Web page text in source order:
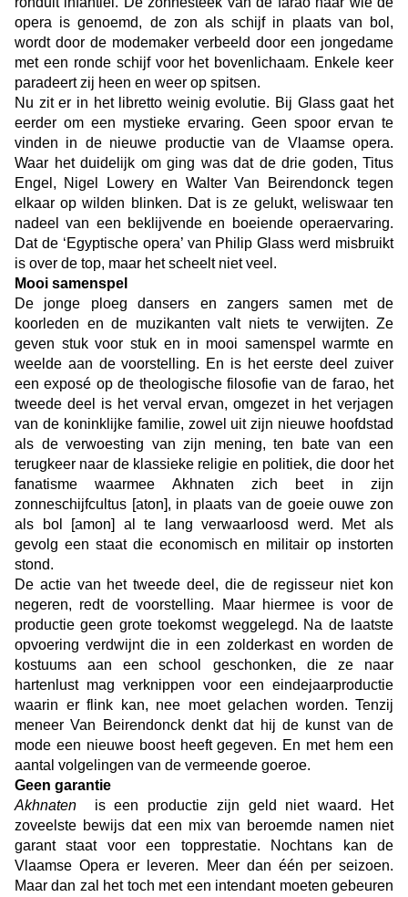
opera is genoemd, de zon als schijf in plaats van bol,
wordt door de modemaker verbeeld door een jongedame
met een ronde schijf voor het bovenlichaam. Enkele keer
paradeert zij heen en weer op spitsen.
Nu zit er in het libretto weinig evolutie. Bij Glass gaat het
eerder om een mystieke ervaring. Geen spoor ervan te
vinden in de nieuwe productie van de Vlaamse opera.
Waar het duidelijk om ging was dat de drie goden, Titus
Engel, Nigel Lowery en Walter Van Beirendonck tegen
elkaar op wilden blinken. Dat is ze gelukt, weliswaar ten
nadeel van een beklijvende en boeiende operaervaring.
Dat de ‘Egyptische opera’ van Philip Glass werd misbruikt
is over de top, maar het scheelt niet veel.
Mooi samenspel
De jonge ploeg dansers en zangers samen met de
koorleden en de muzikanten valt niets te verwijten. Ze
geven stuk voor stuk en in mooi samenspel warmte en
weelde aan de voorstelling. En is het eerste deel zuiver
een exposé op de theologische filosofie van de farao, het
tweede deel is het verval ervan, omgezet in het verjagen
van de koninklijke familie, zowel uit zijn nieuwe hoofdstad
als de verwoesting van zijn mening, ten bate van een
terugkeer naar de klassieke religie en politiek, die door het
fanatisme waarmee Akhnaten zich beet in zijn
zonneschijfcultus [aton], in plaats van de goeie ouwe zon
als bol [amon] al te lang verwaarloosd werd. Met als
gevolg een staat die economisch en militair op instorten
stond.
De actie van het tweede deel, die de regisseur niet kon
negeren, redt de voorstelling. Maar hiermee is voor de
productie geen grote toekomst weggelegd. Na de laatste
opvoering verdwijnt die in een zolderkast en worden de
kostuums aan een school geschonken, die ze naar
hartenlust mag verknippen voor een eindejaarproductie
waarin er flink kan, nee moet gelachen worden. Tenzij
meneer Van Beirendonck denkt dat hij de kunst van de
mode een nieuwe boost heeft gegeven. En met hem een
aantal volgelingen van de vermeende goeroe.
Geen garantie
Akhnaten is een productie zijn geld niet waard. Het
zoveelste bewijs dat een mix van beroemde namen niet
garant staat voor een topprestatie. Nochtans kan de
Vlaamse Opera er leveren. Meer dan één per seizoen.
Maar dan zal het toch met een intendant moeten gebeuren